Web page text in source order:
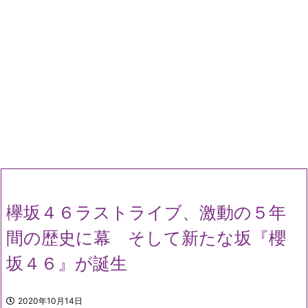
欅坂４６ラストライブ、激動の５年
間の歴史に幕 そして新たな坂『櫻
坂４６』が誕生
2020年10月14日